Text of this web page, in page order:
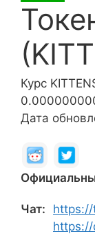
Курс
Дата
Чат: https://
https://